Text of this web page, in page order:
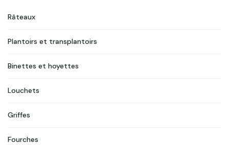
Râteaux
Plantoirs et transplantoirs
Binettes et hoyettes
Louchets
Griffes
Fourches